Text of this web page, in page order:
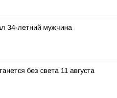
34-летний мужчина
без света 11 августа